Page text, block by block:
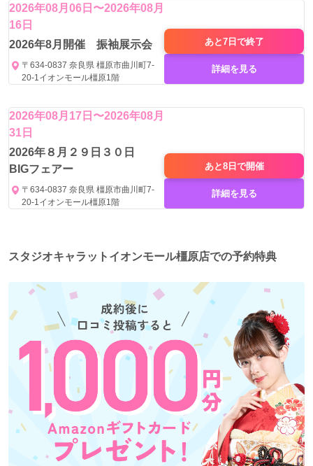
2026年08月06日〜2026年08月
16日
2026年8月開催 振袖展示会
〒634-0837 奈良県 橿原市曲川町7-
20-1イオンモール橿原1階
あと7日で終了
詳細を見る
2026年08月17日〜2026年08月
31日
2026年８月２９日３０日
BIGフェアー
〒634-0837 奈良県 橿原市曲川町7-
20-1イオンモール橿原1階
あと8日で開催
詳細を見る
スタジオキャラットイオンモール橿原店での予約特典